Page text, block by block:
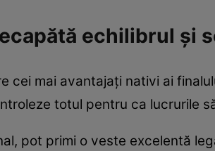
echilibrul și
cei mai avantajați nativi ai
totul pentru ca lucrurile
pot primi o veste excelentă